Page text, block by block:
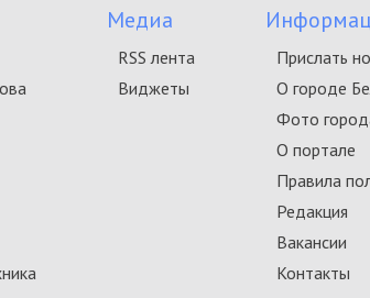
Медиа
RSS лента
Виджеты
Прислать
О городе
Фото
О портале
Правила
Редакция
Вакансии
Контакты